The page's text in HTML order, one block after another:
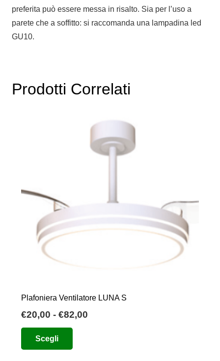
preferita può essere messa in risalto. Sia per l’uso a
parete che a soffitto: si raccomanda una lampadina led
GU10.
Prodotti Correlati
Plafoniera Ventilatore LUNA S
€20,00 - €82,00
Scegli